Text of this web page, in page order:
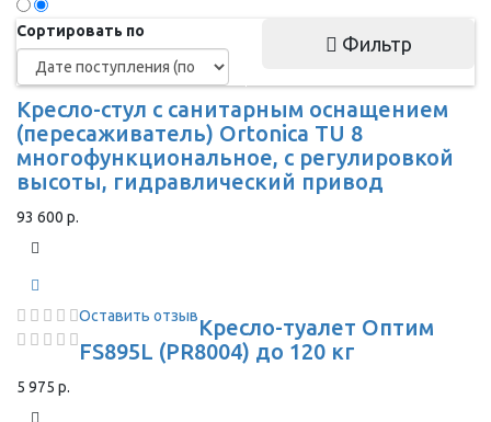
Сортировать по
Фильтр
Кресло-стул с санитарным оснащением
(пересаживатель) Ortonica TU 8
многофункциональное, с регулировкой
высоты, гидравлический привод
93 600 р.
Оставить отзывКресло-туалет Оптим
FS895L (PR8004) до 120 кг
5 975 р.